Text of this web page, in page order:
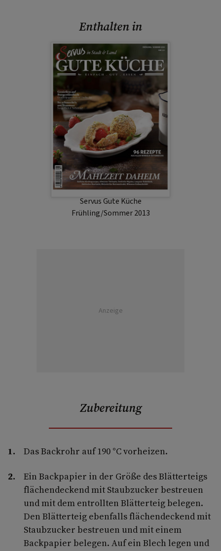
Enthalten in
Servus Gute Küche
Frühling/Sommer 2013
Anzeige
Zubereitung
Das Backrohr auf 190 °C vorheizen.
Ein Backpapier in der Größe des Blätterteigs
flächendeckend mit Staubzucker bestreuen
und mit dem entrollten Blätterteig belegen.
Den Blätterteig ebenfalls flächendeckend mit
Staubzucker bestreuen und mit einem
Backpapier belegen. Auf ein Blech legen und